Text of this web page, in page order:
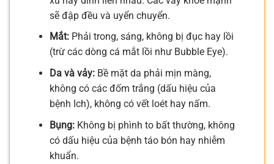
sẽ đập đều và uyển chuyển.
Mắt:Phải trong, sáng, không bị đục hay lồi
(trừ các dòng cá mắt lồi như Bubble Eye).
Da và vảy:Bề mặt da phải mịn màng,
không có các đốm trắng (dấu hiệu của
bệnh Ich), không có vết loét hay nấm.
Bụng:Không bị phình to bất thường, không
có dấu hiệu của bệnh táo bón hay nhiễm
khuẩn.